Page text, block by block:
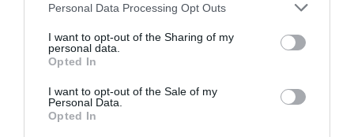
Personal Data Processing Opt Outs
I want to opt-out of the Sharing of my
personal data.
Opted In
I want to opt-out of the Sale of my
Personal Data.
Opted In
μέρη του κόσμου που φωτογραφίζονται
αποκλειστικά για το Marie Claire στην Αθήνα από
5 φωτογράφους που αποτυπώνουν την ανησυχία
της νιότης